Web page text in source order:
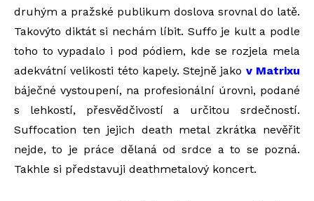
druhým a pražské publikum doslova srovnal do latě.
Takovýto diktát si nechám líbit. Suffo je kult a podle
toho to vypadalo i pod pódiem, kde se rozjela mela
adekvátní velikosti této kapely. Stejně jako v Matrixu
báječné vystoupení, na profesionální úrovni, podané
s lehkostí, přesvědčivostí a určitou srdečností.
Suffocation ten jejich death metal zkrátka nevěřit
nejde, to je práce dělaná od srdce a to se pozná.
Takhle si představuji deathmetalový koncert.